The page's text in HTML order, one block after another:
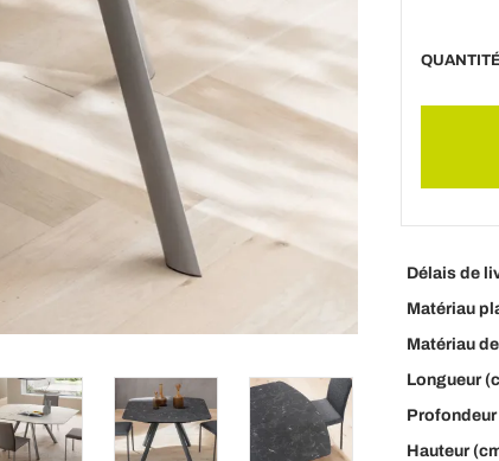
Délais de
Matériau
Matériau
Longueur
Profondeur
Hauteur